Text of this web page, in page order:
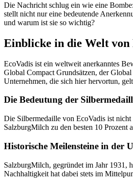
Die Nachricht schlug ein wie eine
stellt nicht nur eine bedeutende
und warum ist sie so wichtig?
Einblicke in die Welt von
EcoVadis ist ein weltweit anerkanntes
Global Compact Grundsätzen, der
Unternehmen, die sich hier hervortun,
Die Bedeutung der
Die Silbermedaille von EcoVadis ist
SalzburgMilch zu den besten 10
Historische Meilensteine in der
SalzburgMilch, gegründet im Jahr 1931,
Nachhaltigkeit hat dabei stets im